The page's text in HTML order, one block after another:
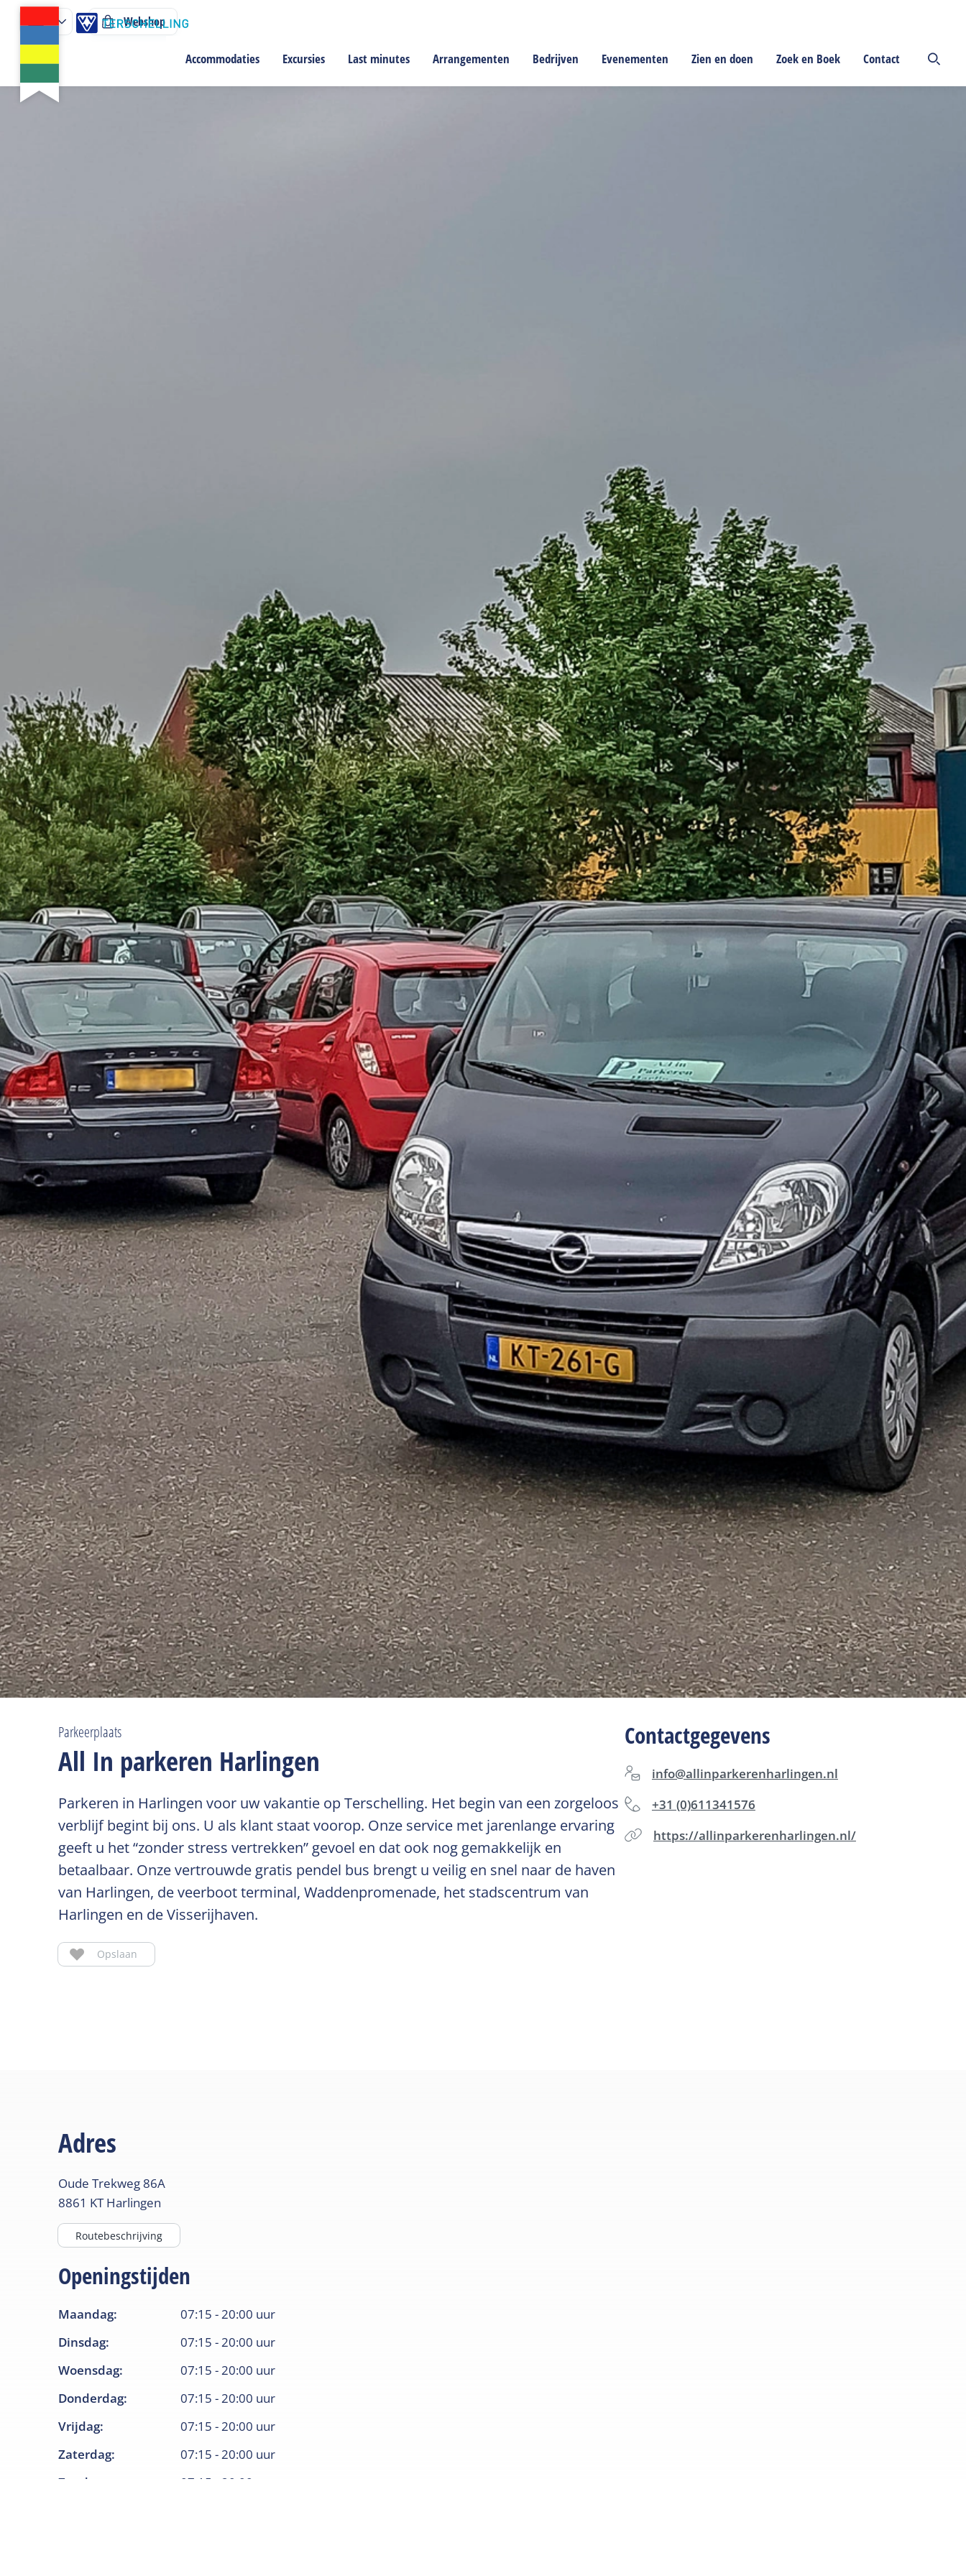
Accommodaties Excursies Last minutes Arrangementen Bedrijven Evenementen Zien en doen Zoek en Boek Contact
Webshop
Parkeerplaats
All In parkeren Harlingen
Parkeren in Harlingen voor uw vakantie op Terschelling. Het begin van een zorgeloos
verblijf begint bij ons. U als klant staat voorop. Onze service met jarenlange ervaring
geeft u het “zonder stress vertrekken” gevoel en dat ook nog gemakkelijk en
betaalbaar. Onze vertrouwde gratis pendel bus brengt u veilig en snel naar de haven
van Harlingen, de veerboot terminal, Waddenpromenade, het stadscentrum van
Harlingen en de Visserijhaven.
Opslaan
Contactgegevens
info@allinparkerenharlingen.nl
+31 (0)611341576
https://allinparkerenharlingen.nl/
Adres
Oude Trekweg 86A
8861 KT Harlingen
Routebeschrijving
Openingstijden
Maandag: 07:15 -20:00 uur
Dinsdag: 07:15 -20:00 uur
Woensdag: 07:15 -20:00 uur
Donderdag: 07:15 -20:00 uur
Vrijdag: 07:15 -20:00 uur
Zaterdag: 07:15 -20:00 uur
Zondag
07:15 20:00